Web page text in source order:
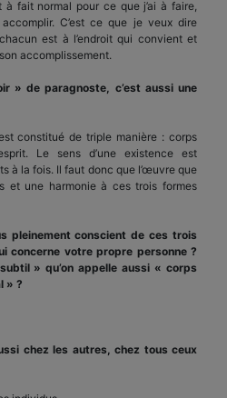
à fait normal pour ce que j’ai à faire,
C’est ce que je veux dire
est à l’endroit qui convient et
accomplissement.
» de paragnoste, c’est aussi une
constitué de triple manière : corps
Le sens d’une existence est
à la fois. Il faut donc que l’œuvre que
et une harmonie à ces trois formes
pleinement conscient de ces trois
concerne votre propre personne ?
» qu’on appelle aussi « corps
» ?
chez les autres, chez tous ceux